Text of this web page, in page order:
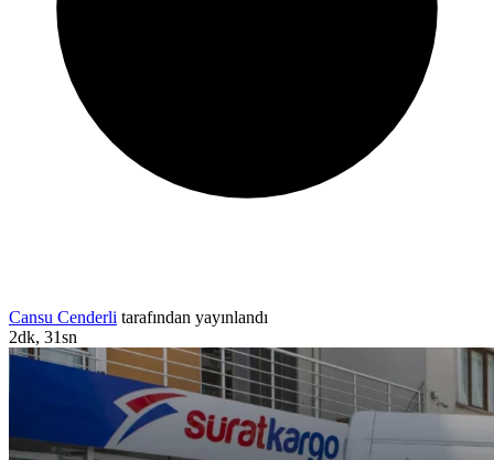
Cansu Cenderli tarafından yayınlandı
2dk, 31sn